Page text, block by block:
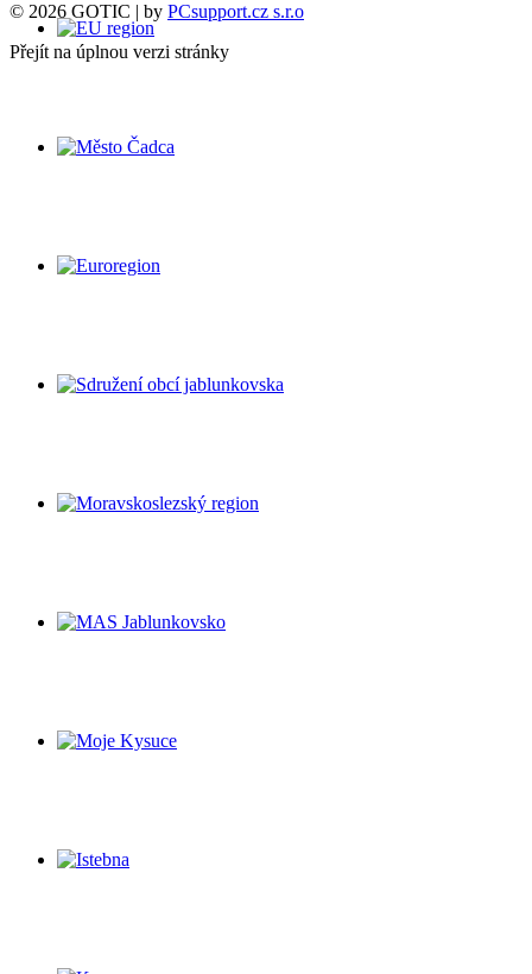
© 2026 GOTIC | by PCsupport.cz s.r.o
Přejít na úplnou verzi stránky